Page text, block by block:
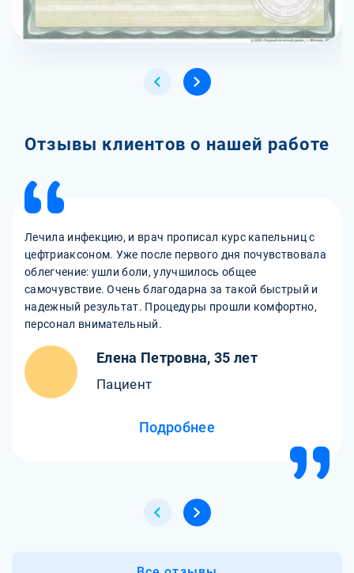
Отзывы клиентов о нашей работе
Лечила инфекцию, и врач прописал курс капельниц с
цефтриаксоном. Уже после первого дня почувствовала
облегчение: ушли боли, улучшилось общее
самочувствие. Очень благодарна за такой быстрый и
надежный результат. Процедуры прошли комфортно,
персонал внимательный.
Елена Петровна, 35 лет
Пациент
Подробнее